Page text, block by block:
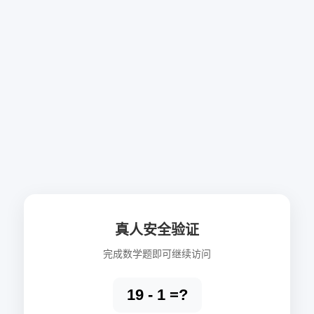
真人安全验证
完成数学题即可继续访问
19 - 1 =?